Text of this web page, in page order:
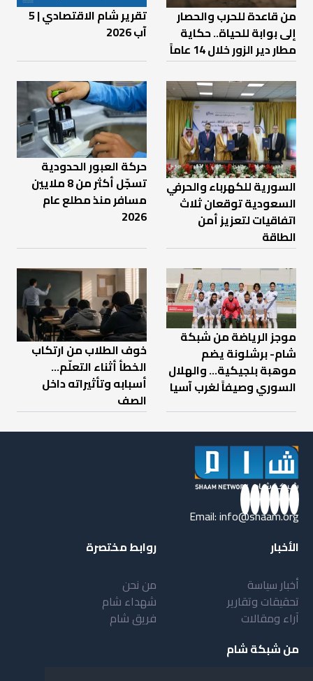
من قاعدة للحرب والحصار
إلى بوابة للحياة.. حكاية
مطار دير الزور خلال 14 عاماً
تقرير شام الاقتصادي | 5
آب 2026
السورية للكهرباء والحرفي
السعودية توقعان ثلاث
اتفاقيات لتعزيز أمن
الطاقة
حركة العبور الحدودية
تسجّل أكثر من 8 ملايين
مسافر منذ مطلع عام
2026
موجز الرياضة من شبكة
شام- برشلونة يضم
موهبة بلجيكية... والهلال
السوري وصيفاً لغرب آسيا
خوف الطلاب من ارتكاب
الخطأ أثناء التعلّم…
أسبابه وتأثيراته داخل
الصف
Email:info@shaam.org
الأخبار
أخبار سياسة
تحقيقات وتقارير
آراء ومقالات
روابط مختصرة
من نحن
شهداء شام
فريق شام
من شبكة شام